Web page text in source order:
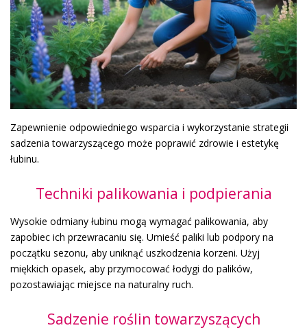
Zapewnienie odpowiedniego wsparcia i wykorzystanie strategii
sadzenia towarzyszącego może poprawić zdrowie i estetykę
łubinu.
Techniki palikowania i podpierania
Wysokie odmiany łubinu mogą wymagać palikowania, aby
zapobiec ich przewracaniu się. Umieść paliki lub podpory na
początku sezonu, aby uniknąć uszkodzenia korzeni. Użyj
miękkich opasek, aby przymocować łodygi do palików,
pozostawiając miejsce na naturalny ruch.
Sadzenie roślin towarzyszących